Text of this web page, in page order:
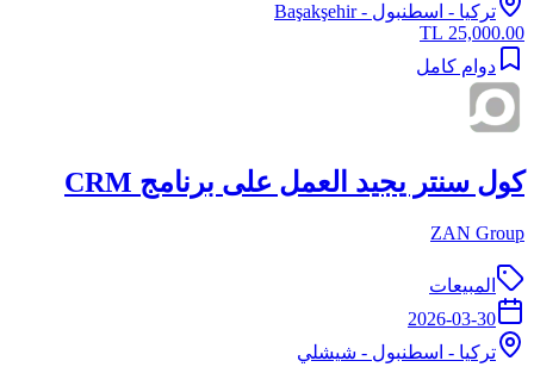
تركيا - اسطنبول - Başakşehir
25,000.00 TL
دوام كامل
كول سنتر يجيد العمل على برنامج CRM
ZAN Group
المبيعات
2026-03-30
تركيا - اسطنبول - شيشلي